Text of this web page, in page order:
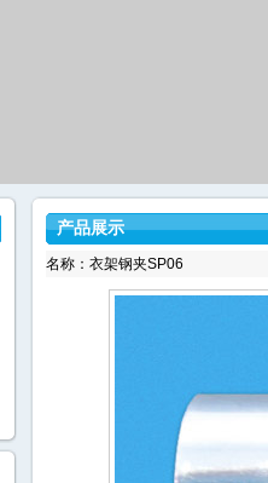
产品展示
名称：衣架钢夹SP06